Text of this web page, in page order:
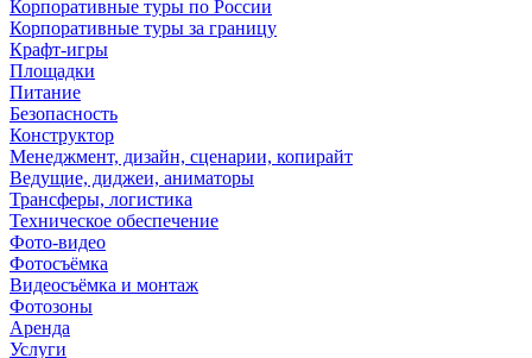
Корпоративные туры по России
Корпоративные туры за границу
Крафт-игры
Площадки
Питание
Безопасность
Конструктор
Менеджмент, дизайн, сценарии, копирайт
Ведущие, диджеи, аниматоры
Трансферы, логистика
Техническое обеспечение
Фото-видео
Фотосъёмка
Видеосъёмка и монтаж
Фотозоны
Аренда
Услуги